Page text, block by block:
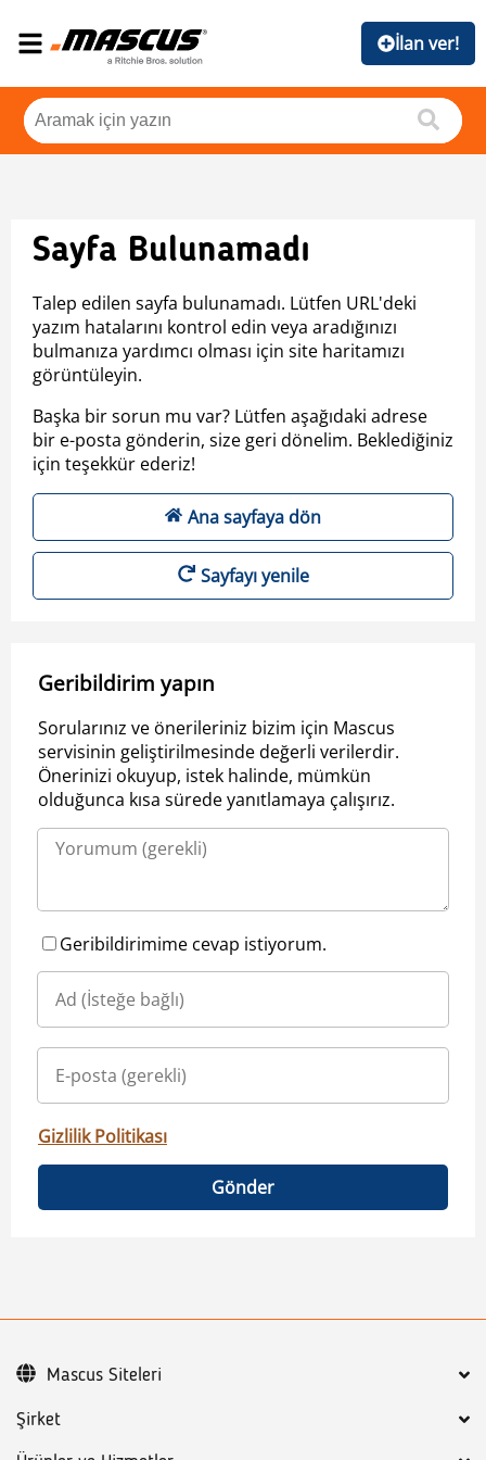
İlan ver!
Sayfa Bulunamadı
Talep edilen sayfa bulunamadı. Lütfen URL'deki
yazım hatalarını kontrol edin veya aradığınızı
bulmanıza yardımcı olması için site haritamızı
görüntüleyin.
Başka bir sorun mu var? Lütfen aşağıdaki adrese
bir e-posta gönderin, size geri dönelim. Beklediğiniz
için teşekkür ederiz!
Ana sayfaya dön
Sayfayı yenile
Geribildirim yapın
Sorularınız ve önerileriniz bizim için Mascus
servisinin geliştirilmesinde değerli verilerdir.
Önerinizi okuyup, istek halinde, mümkün
olduğunca kısa sürede yanıtlamaya çalışırız.
Geribildirimime cevap istiyorum.
Gizlilik Politikası
Gönder
Şirket
Mascus Siteleri